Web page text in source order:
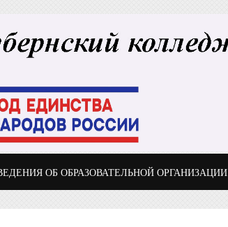
ОБ ОБРАЗОВАТЕЛЬНОЙ ОРГАНИЗАЦИИ